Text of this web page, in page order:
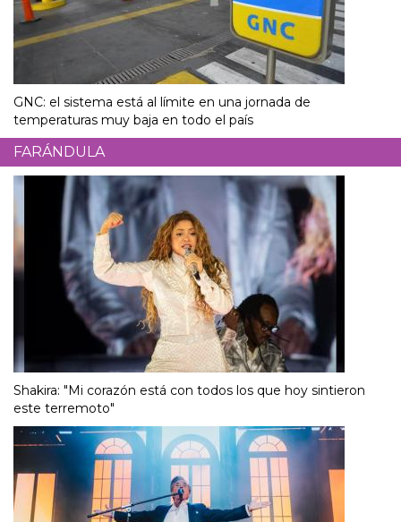
GNC: el sistema está al límite en una jornada de
temperaturas muy baja en todo el país
FARÁNDULA
Shakira: "Mi corazón está con todos los que hoy sintieron
este terremoto"